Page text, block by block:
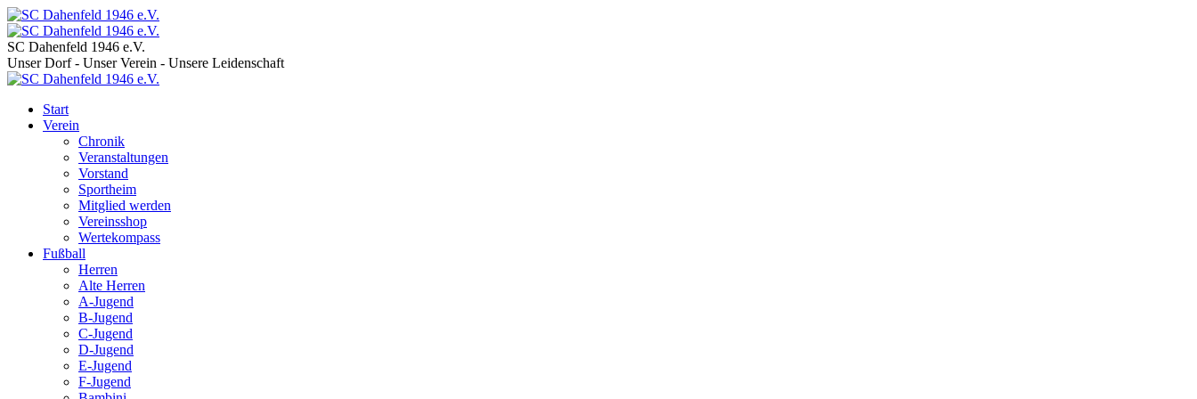
SC Dahenfeld 1946 e.V.
Unser Dorf - Unser Verein - Unsere Leidenschaft
Start
Verein
Chronik
Veranstaltungen
Vorstand
Sportheim
Mitglied werden
Vereinsshop
Wertekompass
Fußball
Herren
Alte Herren
A-Jugend
B-Jugend
C-Jugend
D-Jugend
E-Jugend
F-Jugend